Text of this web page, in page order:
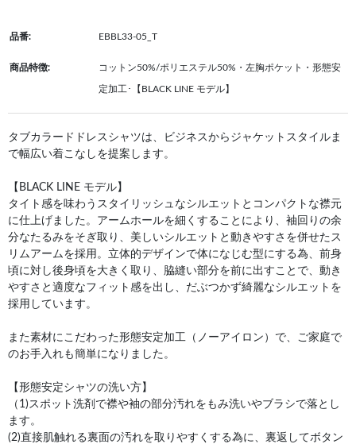
品番: EBBL33-05_T
商品特徴: コットン50%/ポリエステル50%・左胸ポケット・形態安
定加工･【BLACK LINE モデル】
タブカラードドレスシャツは、ビジネスからジャケットスタイルま
で幅広い着こなしを提案します。
【BLACK LINE モデル】
タイト感を味わうスタイリッシュなシルエットとコンパクトな襟元
に仕上げました。アームホールを細くすることにより、袖回りの余
分なたるみをそぎ取り、美しいシルエットと動きやすさを併せたス
リムアームを採用。立体的デザインで体になじむ型にする為、前身
頃に対し後身頃を大きく取り、脇縫い部分を前に出すことで、動き
やすさと適度なフィット感を出し、だぶつかず綺麗なシルエットを
採用しています。
また素材にこだわった形態安定加工（ノーアイロン）で、ご家庭で
のお手入れも簡単になりました。
【形態安定シャツの洗い方】
（1)スポット洗剤で襟や袖の部分汚れをもみ洗いやブラシで落とし
ます。
(2)直接肌触れる裏面の汚れを取りやすくする為に、裏返してボタン